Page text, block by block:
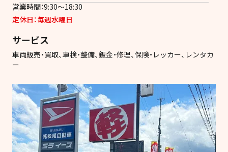
営業時間：9:30～18:30
定休日：毎週水曜日
サービス
車両販売・買取、車検・整備、鈑金・修理、保険・レッカー、レンタカ
ー